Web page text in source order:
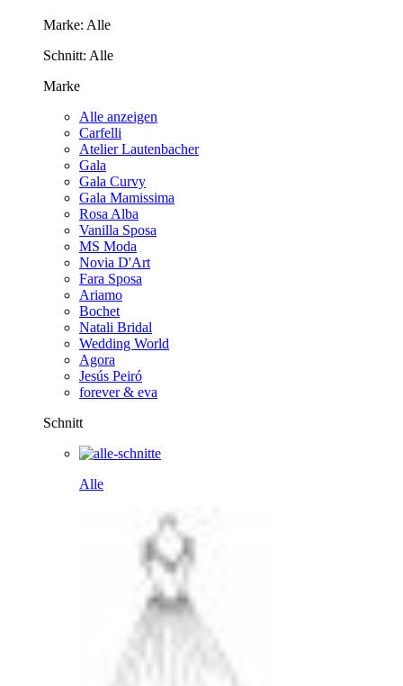
Marke: Alle
Schnitt: Alle
Marke
Alle anzeigen
Carfelli
Atelier Lautenbacher
Gala
Gala Curvy
Gala Mamissima
Rosa Alba
Vanilla Sposa
MS Moda
Novia D'Art
Fara Sposa
Ariamo
Bochet
Natali Bridal
Wedding World
Agora
Jesús Peiró
forever & eva
Schnitt
Alle